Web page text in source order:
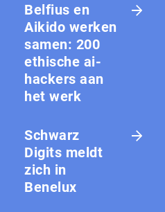
Belfius en
Aikido werken
samen: 200
ethische ai-
hackers aan
het werk
Schwarz
Digits meldt
zich in
Benelux